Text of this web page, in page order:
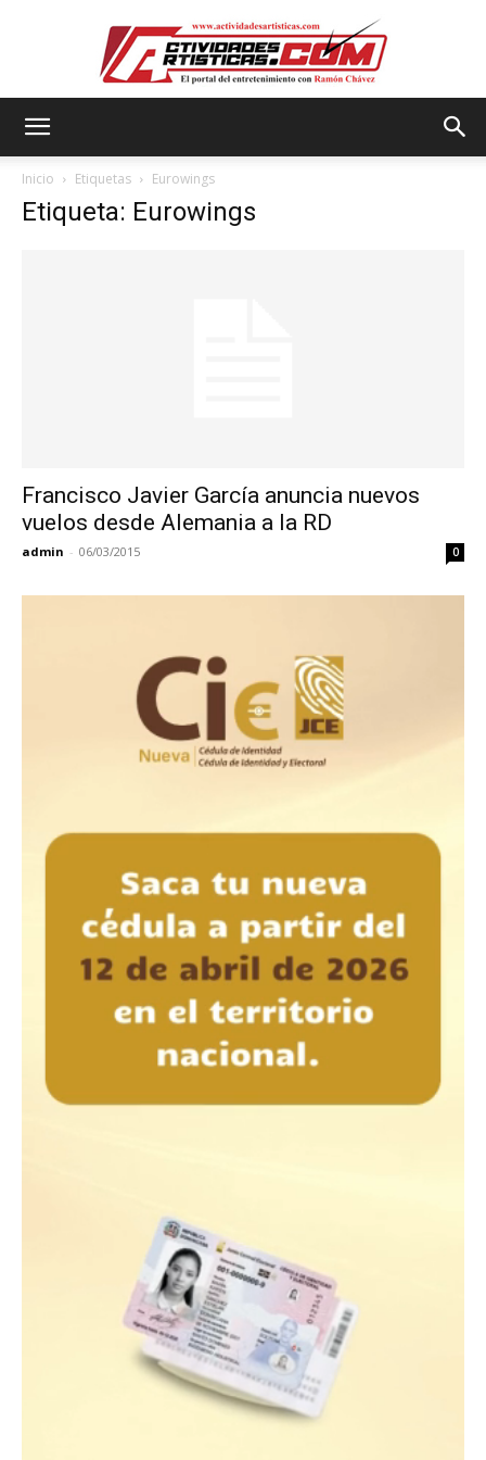
Inicio Etiquetas Eurowings
Etiqueta: Eurowings
Francisco Javier García anuncia nuevos
vuelos desde Alemania a la RD
admin - 06/03/2015 0